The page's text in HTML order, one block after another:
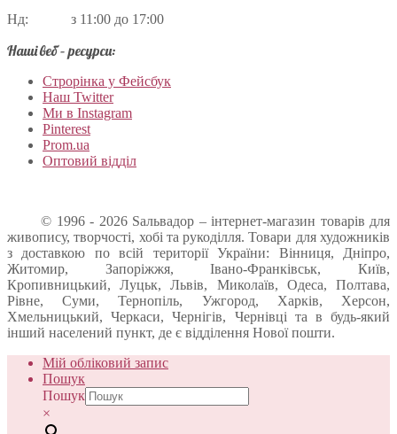
Нд: з 11:00 до 17:00
Наші веб – ресурси:
Строрінка у Фейсбук
Наш Twitter
Ми в Instagram
Pinterest
Prom.ua
Оптовий відділ
© 1996 - 2026 Sальвадор – інтернет-магазин товарів для
живопису, творчості, хобі та рукоділля. Товари для художників
з доставкою по всій території України: Вінниця, Дніпро,
Житомир, Запоріжжя, Івано-Франківськ, Київ,
Кропивницький, Луцьк, Львів, Миколаїв, Одеса, Полтава,
Рівне, Суми, Тернопіль, Ужгород, Харків, Херсон,
Хмельницький, Черкаси, Чернігів, Чернівці та в будь-який
інший населений пункт, де є відділення Нової пошти.
Мій обліковий запис
Пошук
Пошук
×